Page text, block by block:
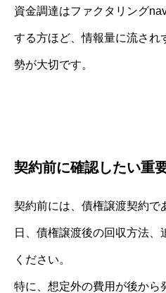
資金調達はファクタリング
する方ほど、情報量に流され
勢が大切です。
契約前に確認したい重
契約前には、債権譲渡契約で
日、債権譲渡後の回収方法、
ください。
特に、想定外の費用が後から